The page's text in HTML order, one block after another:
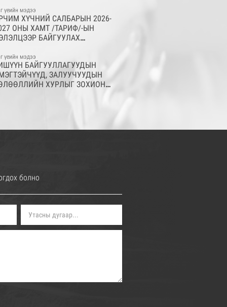
үеийн мэдээ
ХҮЧНИЙ САЛБАРЫН 2026-
ОНЫ ХАМТ /ТАРИФ/-ЫН
БАЙГУУЛАХ
үеийн мэдээ
БАЙГУУЛЛАГУУДЫН
ЗАЛУУЧУУДЫН
ХУРЛЫГ ЗОХИОН
болно